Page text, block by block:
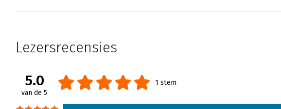
Lezersrecensies
5.0
van de 5
1 stem